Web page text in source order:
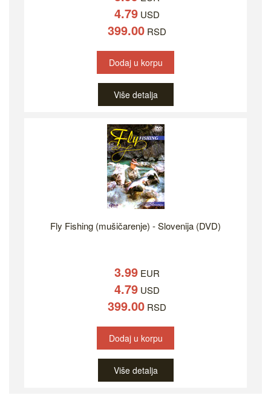
4.79 USD
399.00 RSD
Dodaj u korpu
Više detalja
Fly Fishing (mušičarenje) - Slovenija (DVD)
3.99 EUR
4.79 USD
399.00 RSD
Dodaj u korpu
Više detalja